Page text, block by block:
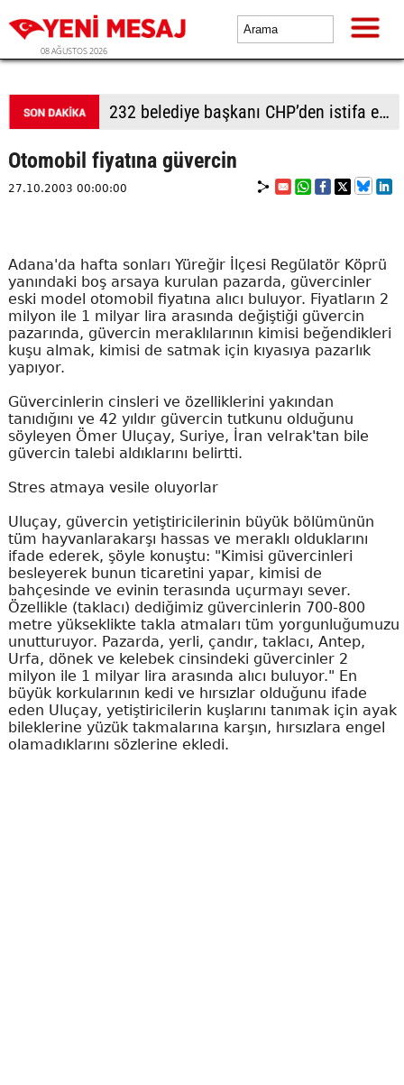
08 AĞUSTOS 2026
232 belediye başkanı CHP’den istifa etti
Otomobil fiyatına güvercin
27.10.2003 00:00:00
Adana'da hafta sonları Yüreğir İlçesi Regülatör Köprü
yanındaki boş arsaya kurulan pazarda, güvercinler
eski model otomobil fiyatına alıcı buluyor. Fiyatların 2
milyon ile 1 milyar lira arasında değiştiği güvercin
pazarında, güvercin meraklılarının kimisi beğendikleri
kuşu almak, kimisi de satmak için kıyasıya pazarlık
yapıyor.
Güvercinlerin cinsleri ve özelliklerini yakından
tanıdığını ve 42 yıldır güvercin tutkunu olduğunu
söyleyen Ömer Uluçay, Suriye, İran veIrak'tan bile
güvercin talebi aldıklarını belirtti.
Stres atmaya vesile oluyorlar
Uluçay, güvercin yetiştiricilerinin büyük bölümünün
tüm hayvanlarakarşı hassas ve meraklı olduklarını
ifade ederek, şöyle konuştu: "Kimisi güvercinleri
besleyerek bunun ticaretini yapar, kimisi de
bahçesinde ve evinin terasında uçurmayı sever.
Özellikle (taklacı) dediğimiz güvercinlerin 700-800
metre yükseklikte takla atmaları tüm yorgunluğumuzu
unutturuyor. Pazarda, yerli, çandır, taklacı, Antep,
Urfa, dönek ve kelebek cinsindeki güvercinler 2
milyon ile 1 milyar lira arasında alıcı buluyor." En
büyük korkularının kedi ve hırsızlar olduğunu ifade
eden Uluçay, yetiştiricilerin kuşlarını tanımak için ayak
bileklerine yüzük takmalarına karşın, hırsızlara engel
olamadıklarını sözlerine ekledi.